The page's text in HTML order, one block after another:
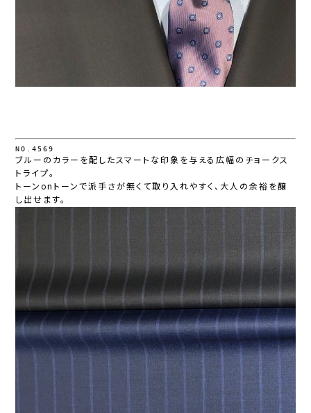
NO.4569
ブルーのカラーを配したスマートな印象を与える広幅のチョークス
トライプ。
トーンonトーンで派手さが無くて取り入れやすく、大人の余裕を醸
し出せます。